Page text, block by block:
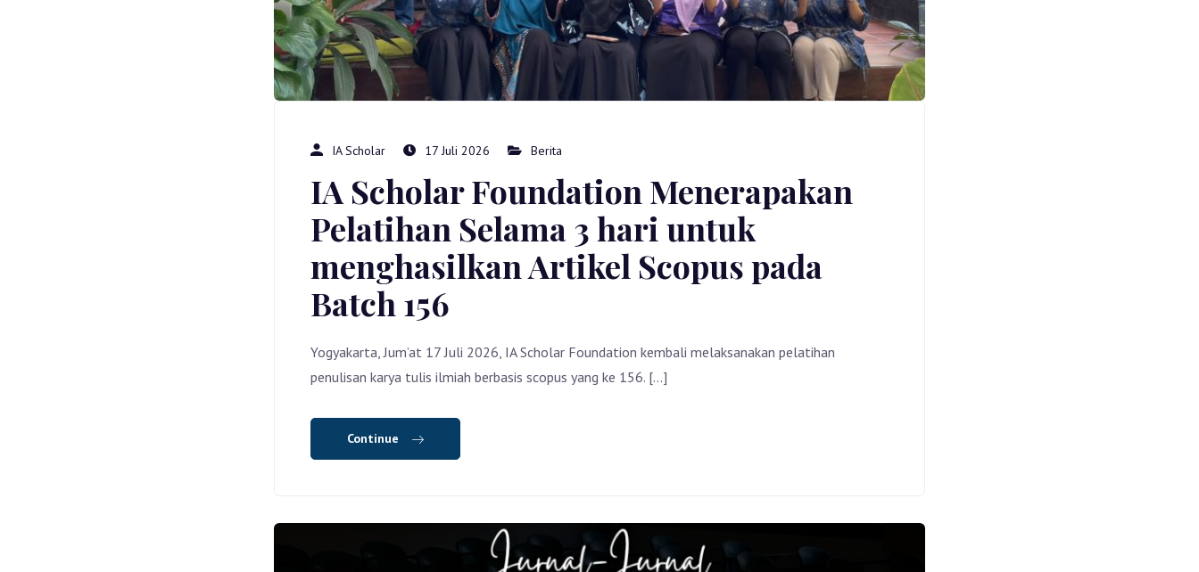
IA Scholar 17 Juli 2026 Berita
IA Scholar Foundation Menerapakan
Pelatihan Selama 3 hari untuk
menghasilkan Artikel Scopus pada
Batch 156
Yogyakarta, Jum’at 17 Juli 2026, IA Scholar Foundation kembali melaksanakan pelatihan
penulisan karya tulis ilmiah berbasis scopus yang ke 156. […]
Continue